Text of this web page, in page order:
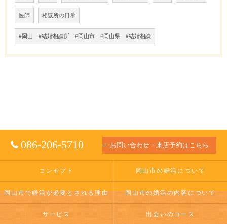
医師 相談所の日常
#岡山 #結婚相談所 #岡山市 #岡山県 #結婚相談
086-206-5710 お問い合わせ・来店予約はこちら
コンセプト 岡山市の婚活について
岡山市で婚活が必要とされる理由 岡山市の婚活の内容について
サービス 出会いのコース